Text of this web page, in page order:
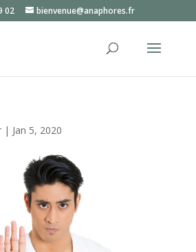
02 bienvenue@anaphores.fr
| Jan 5, 2020